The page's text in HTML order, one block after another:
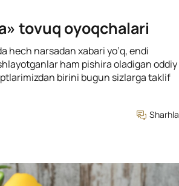
tovuq oyoqchalari
hech narsadan xabari yo’q, endi
ham pishira oladigan oddiy
birini bugun sizlarga taklif